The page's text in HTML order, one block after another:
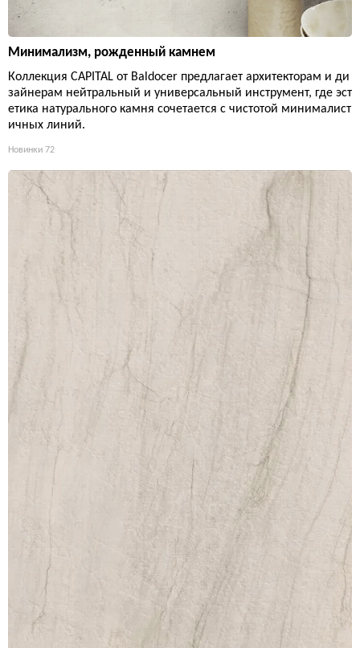
Минимализм, рожденный камнем
Коллекция CAPITAL от Baldocer предлагает архитекторам и ди
зайнерам нейтральный и универсальный инструмент, где эст
етика натурального камня сочетается с чистотой минималист
ичных линий.
Новинки 72